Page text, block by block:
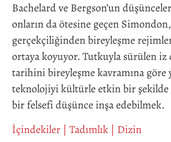
Bachelard ve Bergson’un
onların da ötesine geçen
gerçekçiliğinden bireyleşme
ortaya koyuyor. Tutkuyla sürülen iz
tarihini bireyleşme kavramına göre
teknolojiyi kültürle etkin bir
bir felsefi düşünce inşa edebilmek.
İçindekiler
Tadımlık
Dizin